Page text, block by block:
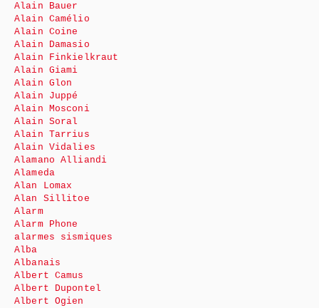
Alain Bauer
Alain Camélio
Alain Coine
Alain Damasio
Alain Finkielkraut
Alain Giami
Alain Glon
Alain Juppé
Alain Mosconi
Alain Soral
Alain Tarrius
Alain Vidalies
Alamano Alliandi
Alameda
Alan Lomax
Alan Sillitoe
Alarm
Alarm Phone
alarmes sismiques
Alba
Albanais
Albert Camus
Albert Dupontel
Albert Ogien